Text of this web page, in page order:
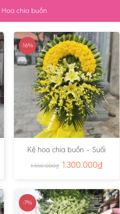
Hoa chia buồn
-16%
Kệ hoa chia buồn – Suối
1.550.000₫ 1.300.000₫
-7%